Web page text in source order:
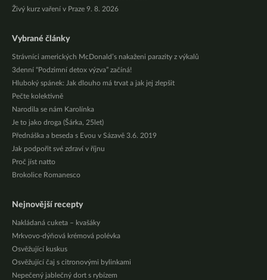
Živý kurz vaření v Praze 9. 8. 2026
Vybrané články
Strávníci amerických McDonald’s nakaženi parazity z výkalů
3denní “Podzimní detox výzva” začíná!
Hluboký spánek: Jak dlouho má trvat a jak jej zlepšit
Pečte kolektivně
Narodila se nám Karolínka
Je to jako droga (Šárka, 25let)
Přednáška a beseda s Evou v Sázavě 3.6. 2019
Jak podpořit své zdraví v říjnu
Proč jíst natto
Brokolice Romanesco
Nejnovější recepty
Nakládaná cuketa – kvašáky
Mrkvovo-dýňová krémová polévka
Osvěžující kuskus
Osvěžující čaj s citronovými bylinkami
Nepečený jablečný dort s rybízem